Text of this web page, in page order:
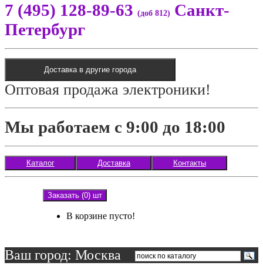
7 (495) 128-89-63 (доб 812) Санкт-
Петербург
Доставка в другие города
Оптовая продажа электроники!
Мы работаем с 9:00 до 18:00
Каталог Доставка Контакты
Заказать (0) шт
В корзине пусто!
Ваш город: Москва